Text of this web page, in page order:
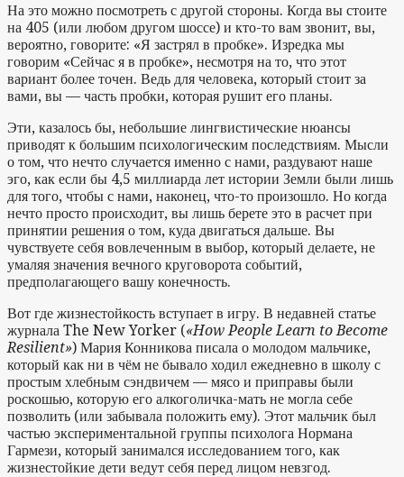
На это можно посмотреть с другой стороны. Когда вы стоите
на 405 (или любом другом шоссе) и кто-то вам звонит, вы,
вероятно, говорите: «Я застрял в пробке». Изредка мы
говорим «Сейчас я в пробке», несмотря на то, что этот
вариант более точен. Ведь для человека, который стоит за
вами, вы — часть пробки, которая рушит его планы.
Эти, казалось бы, небольшие лингвистические нюансы
приводят к большим психологическим последствиям. Мысли
о том, что нечто случается именно с нами, раздувают наше
эго, как если бы 4,5 миллиарда лет истории Земли были лишь
для того, чтобы с нами, наконец, что-то произошло. Но когда
нечто просто происходит, вы лишь берете это в расчет при
принятии решения о том, куда двигаться дальше. Вы
чувствуете себя вовлеченным в выбор, который делаете, не
умаляя значения вечного круговорота событий,
предполагающего вашу конечность.
Вот где жизнестойкость вступает в игру. В недавней статье
журнала The New Yorker («How People Learn to Become
Resilient») Мария Конникова писала о молодом мальчике,
который как ни в чём не бывало ходил ежедневно в школу с
простым хлебным сэндвичем — мясо и приправы были
роскошью, которую его алкоголичка-мать не могла себе
позволить (или забывала положить ему). Этот мальчик был
частью экспериментальной группы психолога Нормана
Гармези, который занимался исследованием того, как
жизнестойкие дети ведут себя перед лицом невзгод.